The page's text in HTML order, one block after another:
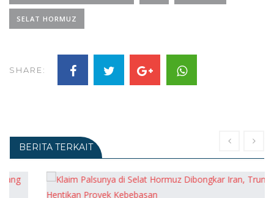
SELAT HORMUZ
SHARE:
BERITA TERKAIT